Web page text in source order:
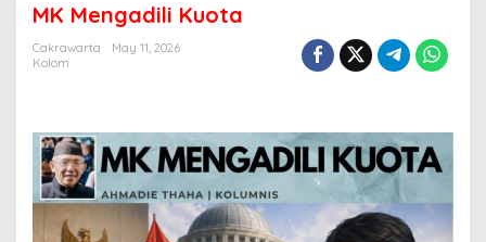
i
l
i
K
u
o
MK Mengadili Kuota
Cakrawarta
May 11, 2026
Kolom